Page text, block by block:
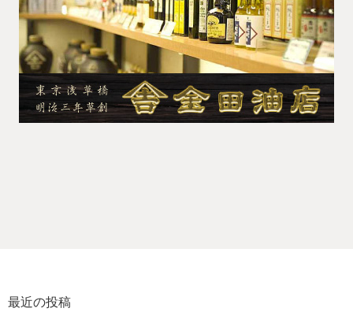
最近の投稿